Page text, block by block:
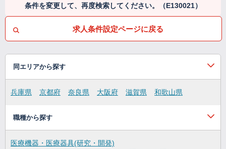
条件を変更して、再度検索してください。（E130021）
求人条件設定ページに戻る
同エリアから探す
兵庫県 京都府 奈良県 大阪府 滋賀県 和歌山県
職種から探す
医療機器・医療器具(研究・開発)